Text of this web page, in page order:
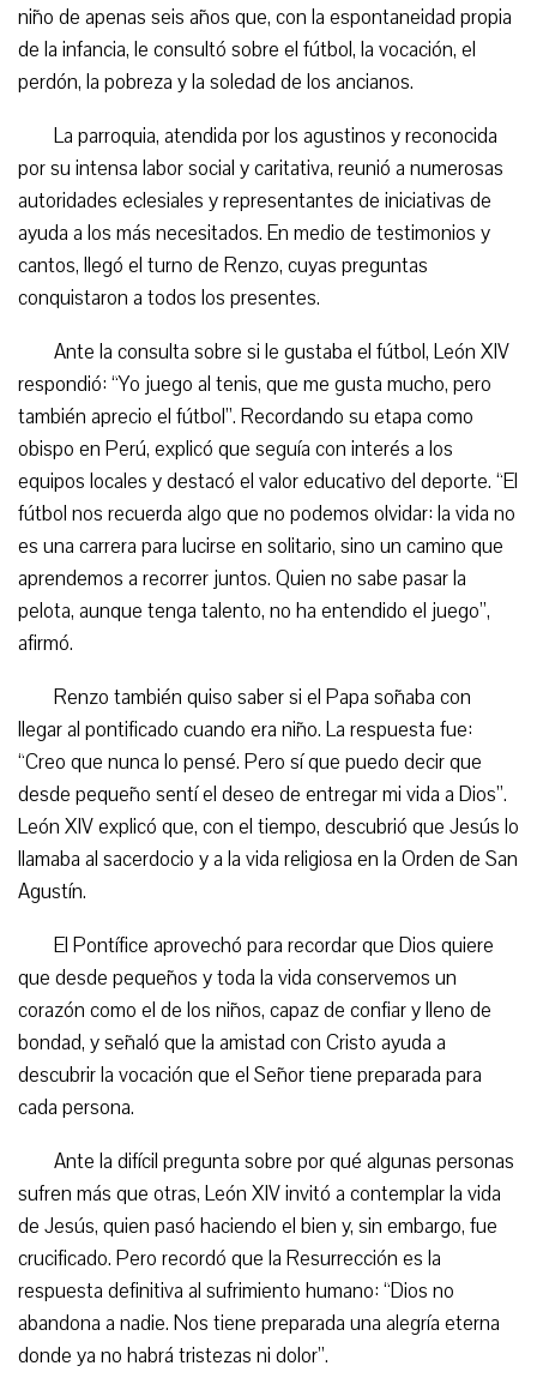
niño de apenas seis años que, con la espontaneidad propia
de la infancia, le consultó sobre el fútbol, la vocación, el
perdón, la pobreza y la soledad de los ancianos.
La parroquia, atendida por los agustinos y reconocida
por su intensa labor social y caritativa, reunió a numerosas
autoridades eclesiales y representantes de iniciativas de
ayuda a los más necesitados. En medio de testimonios y
cantos, llegó el turno de Renzo, cuyas preguntas
conquistaron a todos los presentes.
Ante la consulta sobre si le gustaba el fútbol, León XIV
respondió: “Yo juego al tenis, que me gusta mucho, pero
también aprecio el fútbol”. Recordando su etapa como
obispo en Perú, explicó que seguía con interés a los
equipos locales y destacó el valor educativo del deporte. “El
fútbol nos recuerda algo que no podemos olvidar: la vida no
es una carrera para lucirse en solitario, sino un camino que
aprendemos a recorrer juntos. Quien no sabe pasar la
pelota, aunque tenga talento, no ha entendido el juego”,
afirmó.
Renzo también quiso saber si el Papa soñaba con
llegar al pontificado cuando era niño. La respuesta fue:
“Creo que nunca lo pensé. Pero sí que puedo decir que
desde pequeño sentí el deseo de entregar mi vida a Dios”.
León XIV explicó que, con el tiempo, descubrió que Jesús lo
llamaba al sacerdocio y a la vida religiosa en la Orden de San
Agustín.
El Pontífice aprovechó para recordar que Dios quiere
que desde pequeños y toda la vida conservemos un
corazón como el de los niños, capaz de confiar y lleno de
bondad, y señaló que la amistad con Cristo ayuda a
descubrir la vocación que el Señor tiene preparada para
cada persona.
Ante la difícil pregunta sobre por qué algunas personas
sufren más que otras, León XIV invitó a contemplar la vida
de Jesús, quien pasó haciendo el bien y, sin embargo, fue
crucificado. Pero recordó que la Resurrección es la
respuesta definitiva al sufrimiento humano: “Dios no
abandona a nadie. Nos tiene preparada una alegría eterna
donde ya no habrá tristezas ni dolor”.